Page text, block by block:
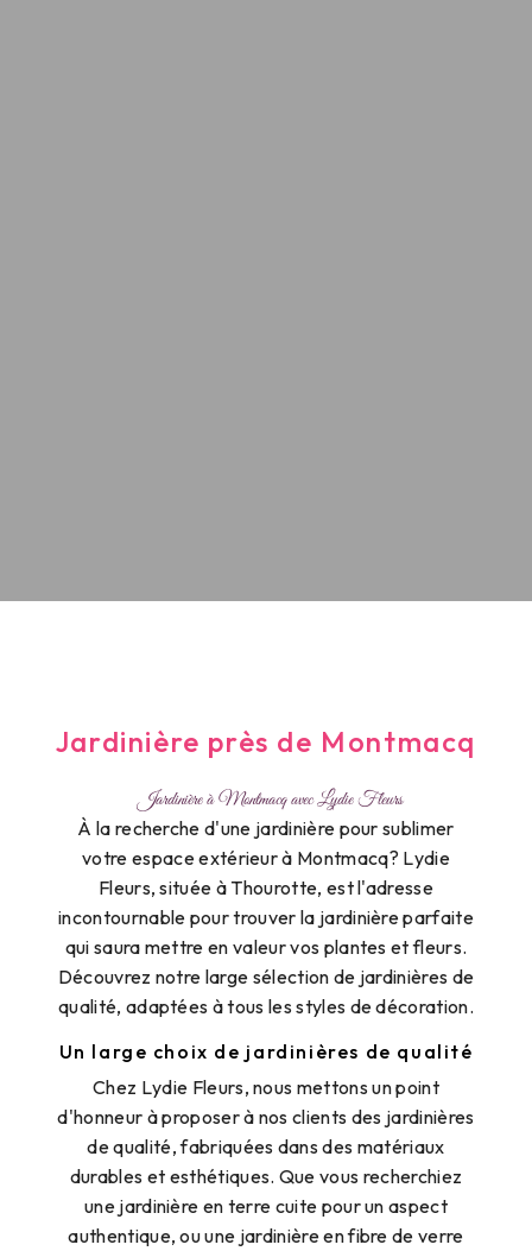
Jardinière près de Montmacq
Jardinière à Montmacq avec Lydie Fleurs
À la recherche d'une jardinière pour sublimer
votre espace extérieur à Montmacq? Lydie
Fleurs, située à Thourotte, est l'adresse
incontournable pour trouver la jardinière parfaite
qui saura mettre en valeur vos plantes et fleurs.
Découvrez notre large sélection de jardinières de
qualité, adaptées à tous les styles de décoration.
Un large choix de jardinières de qualité
Chez Lydie Fleurs, nous mettons un point
d'honneur à proposer à nos clients des jardinières
de qualité, fabriquées dans des matériaux
durables et esthétiques. Que vous recherchiez
une jardinière en terre cuite pour un aspect
authentique, ou une jardinière en fibre de verre